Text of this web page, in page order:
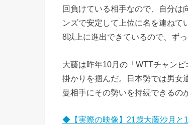
回負けている相手なので、自分は
ンズで安定して上位に名を連ねて
8以上に進出できているので、ず
大藤は昨年10月の「WTTチャン
掛かりを掴んだ。日本勢では男女
曼相手にその勢いを持続できるの
◆【実際の映像】21歳大藤沙月と